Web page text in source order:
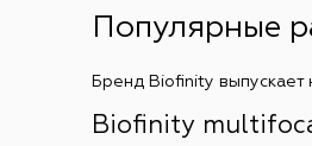
Популярные
Бренд Biofinity выпускает
Biofinity